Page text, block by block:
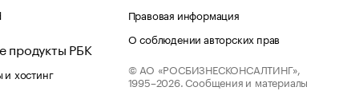
продукты РБК
хостинг
Правовая информация
О соблюдении авторских прав
© АО «РОСБИЗНЕСКОНСАЛТИНГ»,
1995–2026. Сообщения и материалы